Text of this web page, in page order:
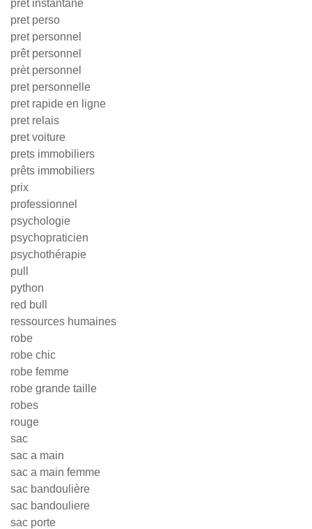
pret instantané
pret perso
pret personnel
prêt personnel
prèt personnel
pret personnelle
pret rapide en ligne
pret relais
pret voiture
prets immobiliers
prêts immobiliers
prix
professionnel
psychologie
psychopraticien
psychothérapie
pull
python
red bull
ressources humaines
robe
robe chic
robe femme
robe grande taille
robes
rouge
sac
sac a main
sac a main femme
sac bandoulière
sac bandouliere
sac porte